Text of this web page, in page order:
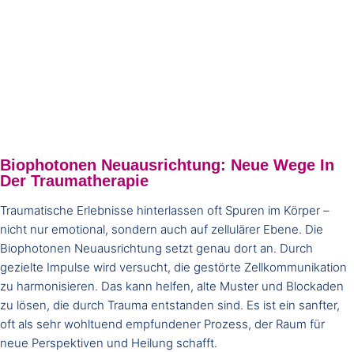
Biophotonen Neuausrichtung: Neue Wege In
Der Traumatherapie
Traumatische Erlebnisse hinterlassen oft Spuren im Körper –
nicht nur emotional, sondern auch auf zellulärer Ebene. Die
Biophotonen Neuausrichtung setzt genau dort an. Durch
gezielte Impulse wird versucht, die gestörte Zellkommunikation
zu harmonisieren. Das kann helfen, alte Muster und Blockaden
zu lösen, die durch Trauma entstanden sind. Es ist ein sanfter,
oft als sehr wohltuend empfundener Prozess, der Raum für
neue Perspektiven und Heilung schafft.